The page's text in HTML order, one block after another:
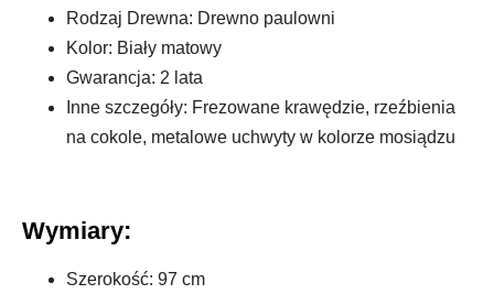
Rodzaj Drewna: Drewno paulowni
Kolor: Biały matowy
Gwarancja: 2 lata
Inne szczegóły: Frezowane krawędzie, rzeźbienia
na cokole, metalowe uchwyty w kolorze mosiądzu
Wymiary:
Szerokość: 97 cm